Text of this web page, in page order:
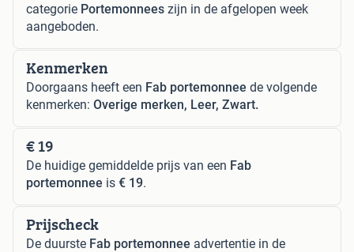
categorie Portemonnees zijn in de afgelopen week
aangeboden.
Kenmerken
Doorgaans heeft een Fab portemonnee de volgende
kenmerken: Overige merken, Leer, Zwart.
€ 19
De huidige gemiddelde prijs van een Fab
portemonnee is € 19.
Prijscheck
De duurste Fab portemonnee advertentie in de